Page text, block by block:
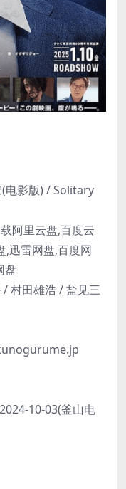
电影版) / Solitary
阿里云盘,百度云
,迅雷网盘,百度网
盘
村田雄浩 / 盐见三
10-03(釜山电